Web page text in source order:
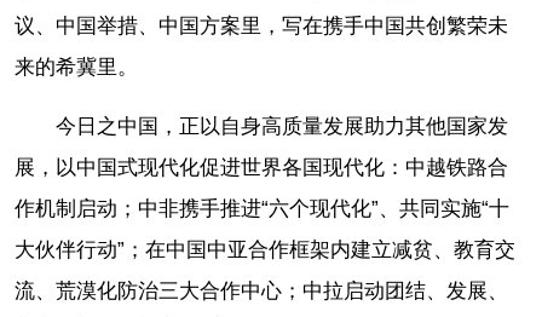
议、中国举措、中国方案里，写在携手中国共创繁荣未
来的希冀里。
今日之中国，正以自身高质量发展助力其他国家发
展，以中国式现代化促进世界各国现代化：中越铁路合
作机制启动；中非携手推进“六个现代化”、共同实施“十
大伙伴行动”；在中国中亚合作框架内建立减贫、教育交
流、荒漠化防治三大合作中心；中拉启动团结、发展、